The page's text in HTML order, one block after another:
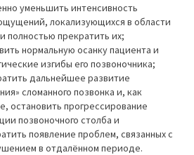
уменьшить интенсивность
локализующихся в области
полностью прекратить их;
нормальную осанку пациента и
изгибы его позвоночника;
дальнейшее развитие
сломанного позвонка и, как
остановить прогрессирование
позвоночного столба и
появление проблем, связанных с
в отдалённом периоде.